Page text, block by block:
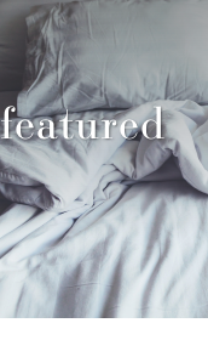
featured